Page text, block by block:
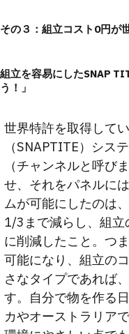
その３：組立コスト0円が
組立を容易にしたSNAP
う！」
世界特許を取得して
（SNAPTITE）シス
（チャンネルと呼び
せ、それをパネルに
ムが可能にしたのは
1/3まで減らし、組立
に削減したこと。つ
可能になり、組立の
さなタイプであれば
す。自分で物を作る
カやオーストラリア